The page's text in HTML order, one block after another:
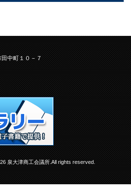
中町１０－７
泉大津商工会議所.All rights reserved.